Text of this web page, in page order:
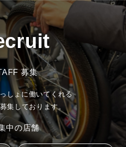
募集
しょに働いてくれる
集しております。
中の店舗